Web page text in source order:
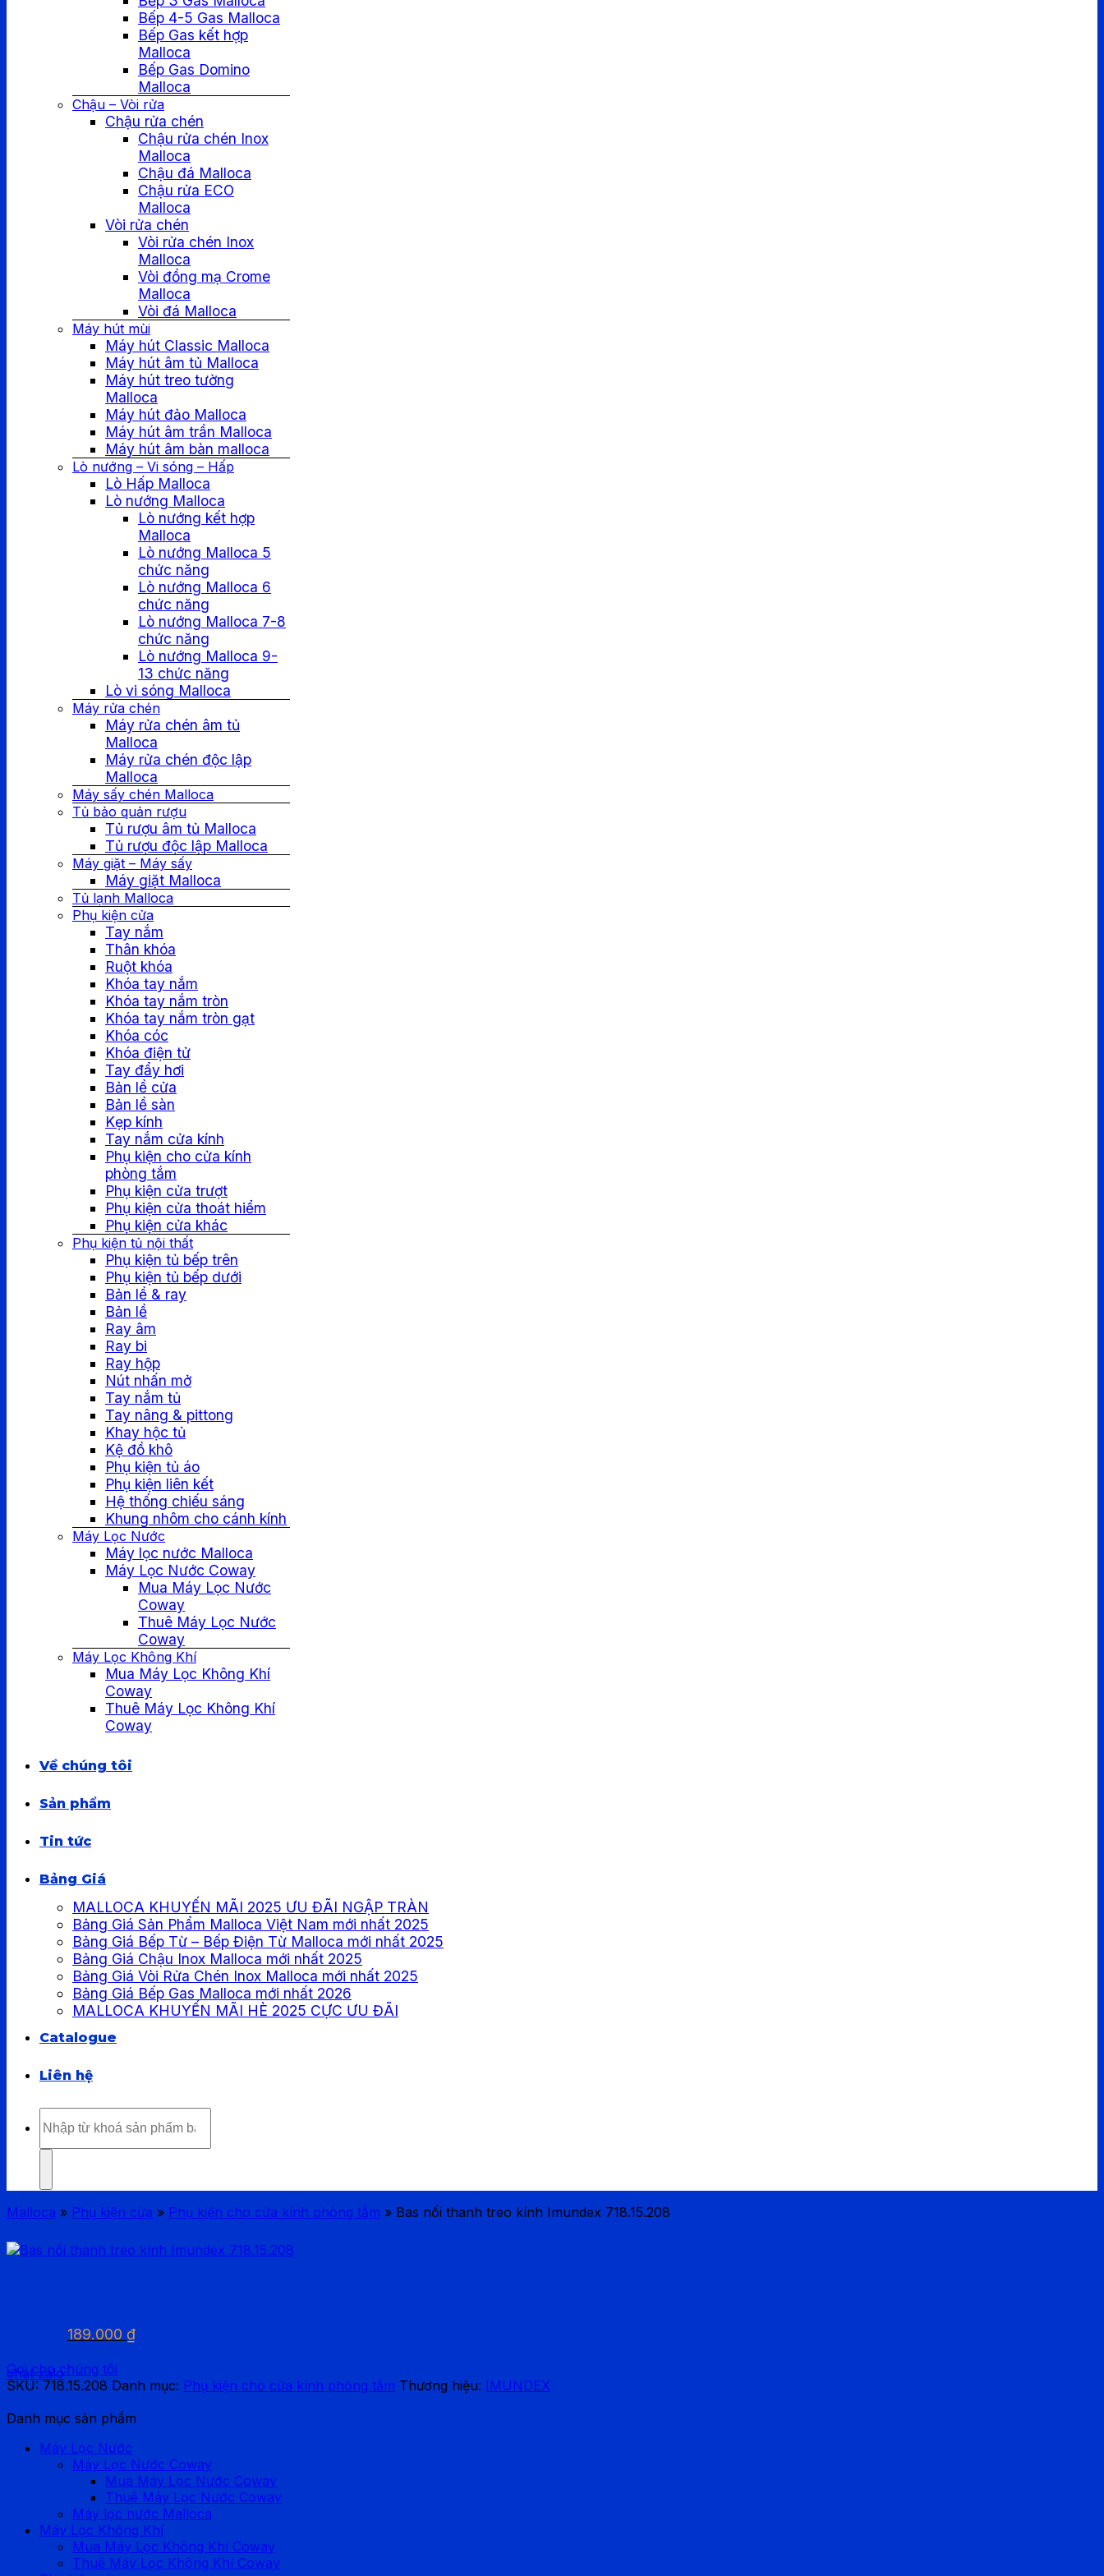
Bếp 4-5 Gas Malloca
Bếp Gas kết hợp
Malloca
Bếp Gas Domino
Malloca
Chậu – Vòi rửa
Chậu rửa chén
Chậu rửa chén Inox
Malloca
Chậu đá Malloca
Chậu rửa ECO
Malloca
Vòi rửa chén
Vòi rửa chén Inox
Malloca
Vòi đồng mạ Crome
Malloca
Vòi đá Malloca
Máy hút mùi
Máy hút Classic Malloca
Máy hút âm tủ Malloca
Máy hút treo tường
Malloca
Máy hút đảo Malloca
Máy hút âm trần Malloca
Máy hút âm bàn malloca
Lò nướng – Vi sóng – Hấp
Lò Hấp Malloca
Lò nướng Malloca
Lò nướng kết hợp
Malloca
Lò nướng Malloca 5
chức năng
Lò nướng Malloca 6
chức năng
Lò nướng Malloca 7-8
chức năng
Lò nướng Malloca 9-
13 chức năng
Lò vi sóng Malloca
Máy rửa chén
Máy rửa chén âm tủ
Malloca
Máy rửa chén độc lập
Malloca
Máy sấy chén Malloca
Tủ bảo quản rượu
Tủ rượu âm tủ Malloca
Tủ rượu độc lập Malloca
Máy giặt – Máy sấy
Máy giặt Malloca
Tủ lạnh Malloca
Phụ kiện cửa
Tay nắm
Thân khóa
Ruột khóa
Khóa tay nắm
Khóa tay nắm tròn
Khóa tay nắm tròn gạt
Khóa cóc
Khóa điện tử
Tay đẩy hơi
Bản lề cửa
Bản lề sàn
Kẹp kính
Tay nắm cửa kính
Phụ kiện cho cửa kính
phòng tắm
Phụ kiện cửa trượt
Phụ kiện cửa thoát hiểm
Phụ kiện cửa khác
Phụ kiện tủ nội thất
Phụ kiện tủ bếp trên
Phụ kiện tủ bếp dưới
Bản lề & ray
Bản lề
Ray âm
Ray bi
Ray hộp
Nút nhấn mở
Tay nắm tủ
Tay nâng & pittong
Khay hộc tủ
Kệ đồ khô
Phụ kiện tủ áo
Phụ kiện liên kết
Hệ thống chiếu sáng
Khung nhôm cho cánh kính
Máy Lọc Nước
Máy lọc nước Malloca
Máy Lọc Nước Coway
Mua Máy Lọc Nước
Coway
Thuê Máy Lọc Nước
Coway
Máy Lọc Không Khí
Mua Máy Lọc Không Khí
Coway
Thuê Máy Lọc Không Khí
Coway
Về chúng tôi
Sản phẩm
Tin tức
Bảng Giá
MALLOCA KHUYẾN MÃI 2025 ƯU ĐÃI NGẬP TRÀN
Bảng Giá Sản Phẩm Malloca Việt Nam mới nhất 2025
Bảng Giá Bếp Từ – Bếp Điện Từ Malloca mới nhất 2025
Bảng Giá Chậu Inox Malloca mới nhất 2025
Bảng Giá Vòi Rửa Chén Inox Malloca mới nhất 2025
Bảng Giá Bếp Gas Malloca mới nhất 2026
MALLOCA KHUYẾN MÃI HÈ 2025 CỰC ƯU ĐÃI
Catalogue
Liên hệ
kiếm:
Malloca » Phụ kiện cửa » Phụ kiện cho cửa kính phòng tắm » Bas nối thanh treo kính Imundex 718.15.208
Giá
là:
270.000 ₫.
189.000 ₫Giá
là:
189.000 ₫.
chat zalo
Gọi cho chúng tôi
SKU:718.15.208 Danh mục: Phụ kiện cho cửa kính phòng tắm Thương hiệu: IMUNDEX
Danh mục sản phẩm
Máy Lọc Nước
Máy Lọc Nước Coway
Mua Máy Lọc Nước Coway
Thuê Máy Lọc Nước Coway
Máy lọc nước Malloca
Máy Lọc Không Khí
Mua Máy Lọc Không Khí Coway
Thuê Máy Lọc Không Khí Coway